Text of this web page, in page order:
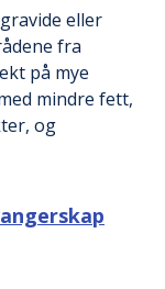
eller
fra
på mye
mindre fett,
og